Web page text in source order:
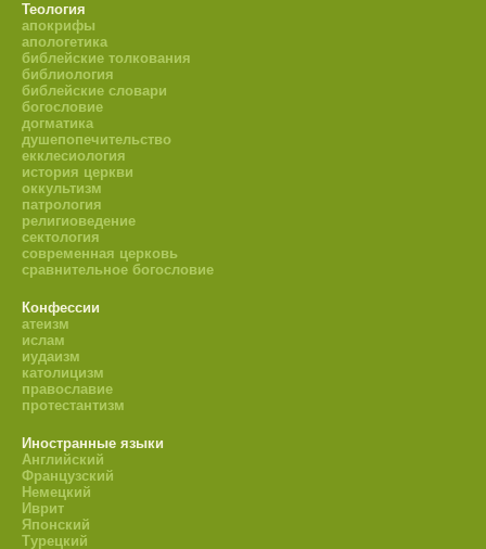
Теология
апокрифы
апологетика
библейские толкования
библиология
библейские словари
богословие
догматика
душепопечительство
екклесиология
история церкви
оккультизм
патрология
религиоведение
сектология
современная церковь
сравнительное богословие
Конфессии
атеизм
ислам
иудаизм
католицизм
православие
протестантизм
Иностранные языки
Английский
Французский
Немецкий
Иврит
Японский
Турецкий